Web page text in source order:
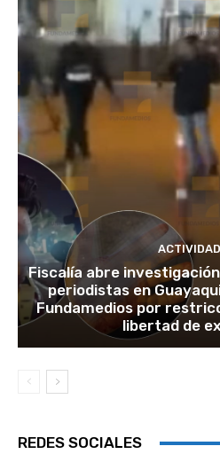
Fiscalía abre
periodistas en
Fundamedios por
libertad de
REDES SOCIALES